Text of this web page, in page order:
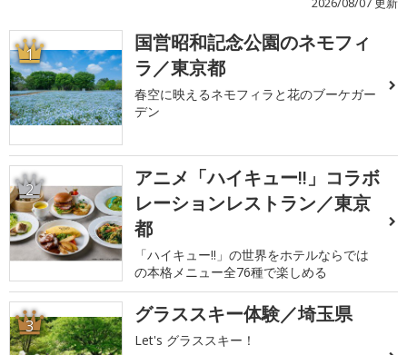
1
国営昭和記念公園のネモフィ
ラ／東京都
春空に映えるネモフィラと花のブーケガー
デン
2
アニメ「ハイキュー!!」コラボ
レーションレストラン／東京
都
「ハイキュー!!」の世界をホテルならでは
の本格メニュー全76種で楽しめる
3 グラススキー体験／埼玉県
Let's グラススキー！